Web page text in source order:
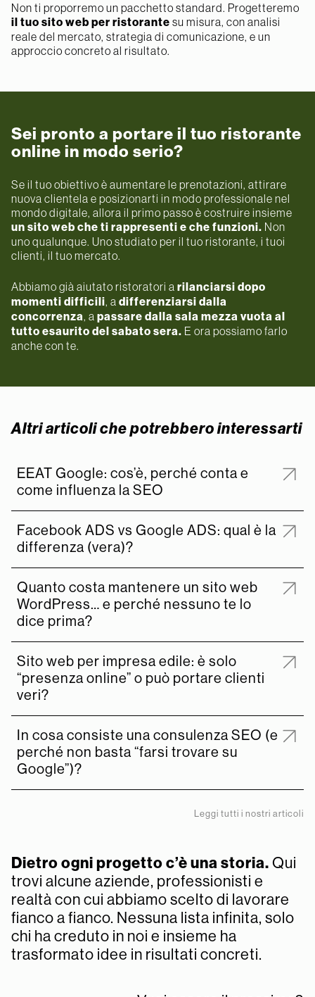
Non ti proporremo un pacchetto standard. Progetteremo
il tuo sito web per ristorante su misura, con analisi
reale del mercato, strategia di comunicazione, e un
approccio concreto al risultato.
Sei pronto a portare il tuo ristorante
online in modo serio?
Se il tuo obiettivo è aumentare le prenotazioni, attirare
nuova clientela e posizionarti in modo professionale nel
mondo digitale, allora il primo passo è costruire insieme
un sito web che ti rappresenti e che funzioni. Non
uno qualunque. Uno studiato per il tuo ristorante, i tuoi
clienti, il tuo mercato.
Abbiamo già aiutato ristoratori a rilanciarsi dopo
momenti difficili , a differenziarsi dalla
concorrenza , a passare dalla sala mezza vuota al
tutto esaurito del sabato sera. E ora possiamo farlo
anche con te.
Altri articoli che potrebbero interessarti
EEAT Google: cos’è, perché conta e
come influenza la SEO
Facebook ADS vs Google ADS: qual è la
differenza (vera)?
Quanto costa mantenere un sito web
WordPress… e perché nessuno te lo
dice prima?
Sito web per impresa edile: è solo
“presenza online” o può portare clienti
veri?
In cosa consiste una consulenza SEO (e
perché non basta “farsi trovare su
Google”)?
Leggi tutti i nostri articoli
Dietro ogni progetto c’è una storia. Qui
trovi alcune aziende, professionisti e
realtà con cui abbiamo scelto di lavorare
fianco a fianco. Nessuna lista infinita, solo
chi ha creduto in noi e insieme ha
trasformato idee in risultati concreti.